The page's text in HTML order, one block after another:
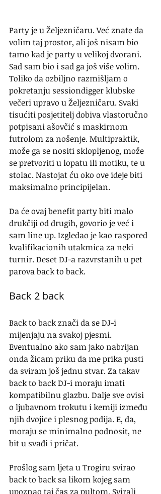
Party je u Željezničaru. Već znate da
volim taj prostor, ali još nisam bio
tamo kad je party u velikoj dvorani.
Sad sam bio i sad ga još više volim.
Toliko da ozbiljno razmišljam o
pokretanju sessiondigger klubske
večeri upravo u Željezničaru. Svaki
tisućiti posjetitelj dobiva vlastoručno
potpisani ašovčić s maskirnom
futrolom za nošenje. Multipraktik,
može ga se nositi sklopljenog, može
se pretvoriti u lopatu ili motiku, te u
stolac. Nastojat ću oko ove ideje biti
maksimalno principijelan.
Da će ovaj benefit party biti malo
drukčiji od drugih, govorio je već i
sam line up. Izgledao je kao raspored
kvalifikacionih utakmica za neki
turnir. Deset DJ-a razvrstanih u pet
parova back to back.
Back 2 back
Back to back znači da se DJ-i
mijenjaju na svakoj pjesmi.
Eventualno ako sam jako nabrijan
onda žicam priku da me prika pusti
da sviram još jednu stvar. Za takav
back to back DJ-i moraju imati
kompatibilnu glazbu. Dalje sve ovisi
o ljubavnom trokutu i kemiji između
njih dvojice i plesnog podija. E, da,
moraju se minimalno podnosit, ne
bit u svađi i pričat.
Prošlog sam ljeta u Trogiru svirao
back to back sa likom kojeg sam
upoznao taj čas za pultom. Svirali